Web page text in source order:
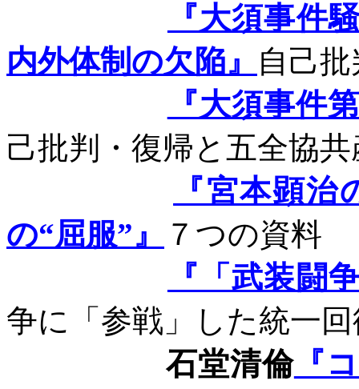
『大須事件
内外体制の欠陥』
自己
『大須事件
己批判・復帰と五全協
『宮本顕
の“屈服”』
７つの資料
『「武装闘
争に「参戦」した統一
石堂清倫『